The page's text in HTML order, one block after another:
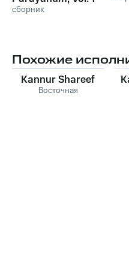
сборник
Похожие
Kannur Shareef
Восточная